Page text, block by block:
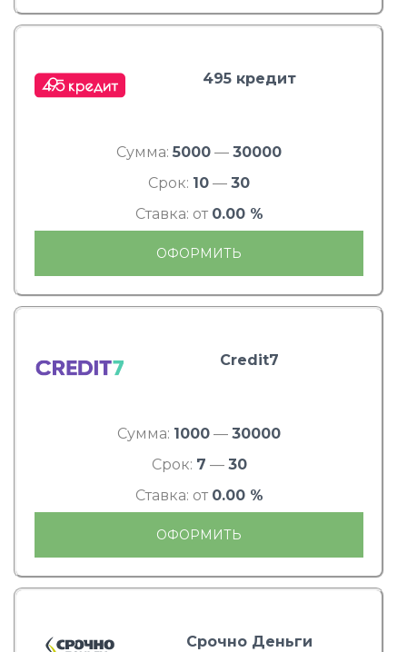
495 кредит
Сумма: 5000 — 30000
Срок: 10 — 30
Ставка: от 0.00 %
ОФОРМИТЬ
Credit7
Сумма: 1000 — 30000
Срок: 7 — 30
Ставка: от 0.00 %
ОФОРМИТЬ
Срочно Деньги